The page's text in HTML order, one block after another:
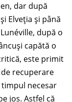
dar după
Elveția și până
după o
capătă o
este primit
recuperare
necesar
jos. Astfel că